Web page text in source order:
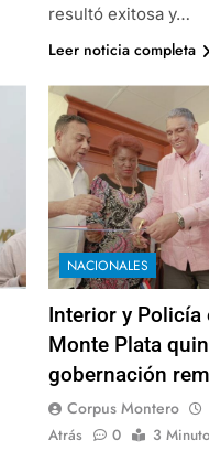
resultó exitosa y…
Leer noticia completa
NACIONALES
Interior y Policía
Monte Plata
gobernación
Corpus Montero
Atrás
0
3